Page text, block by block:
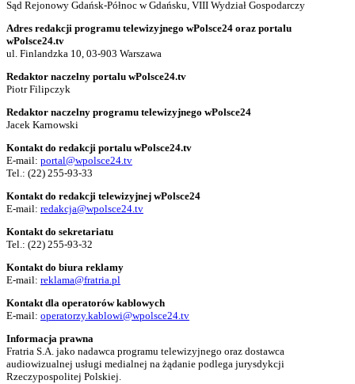
Sąd Rejonowy Gdańsk-Północ w Gdańsku, VIII Wydział Gospodarczy
Adres redakcji programu telewizyjnego wPolsce24 oraz portalu
wPolsce24.tv
ul. Finlandzka 10, 03-903 Warszawa
Redaktor naczelny portalu wPolsce24.tv
Piotr Filipczyk
Redaktor naczelny programu telewizyjnego wPolsce24
Jacek Karnowski
Kontakt do redakcji portalu wPolsce24.tv
E-mail: portal@wpolsce24.tv
Tel.: (22) 255-93-33
Kontakt do redakcji telewizyjnej wPolsce24
E-mail: redakcja@wpolsce24.tv
Kontakt do sekretariatu
Tel.: (22) 255-93-32
Kontakt do biura reklamy
E-mail: reklama@fratria.pl
Kontakt dla operatorów kablowych
E-mail: operatorzy.kablowi@wpolsce24.tv
Informacja prawna
Fratria S.A. jako nadawca programu telewizyjnego oraz dostawca
audiowizualnej usługi medialnej na żądanie podlega jurysdykcji
Rzeczypospolitej Polskiej.